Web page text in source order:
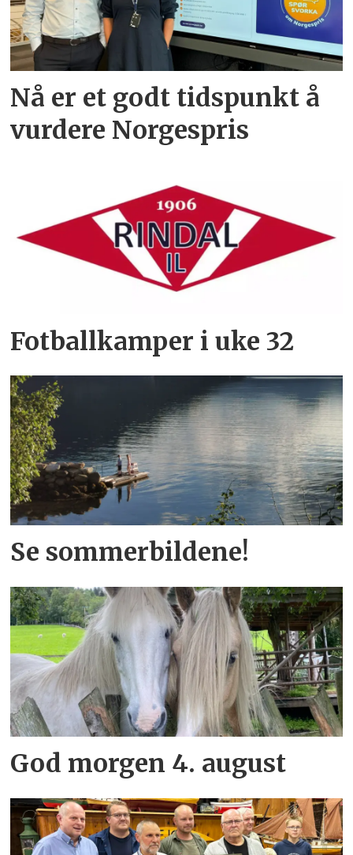
Nå er et godt tidspunkt å
vurdere Norgespris
Fotballkamper i uke 32
Se sommerbildene!
God morgen 4. august